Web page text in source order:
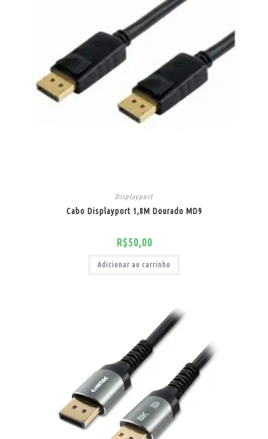
Displayport
Cabo Displayport 1,8M Dourado MD9
R$50,00
Adicionar ao carrinho